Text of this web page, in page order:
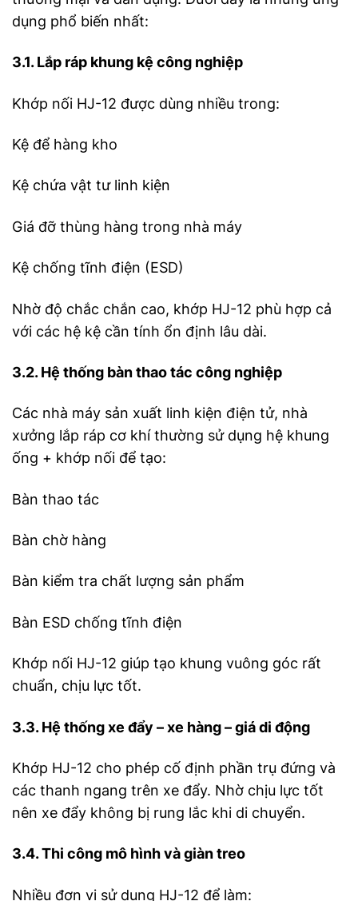
dụng phổ biến nhất:
3.1. Lắp ráp khung kệ công nghiệp
Khớp nối HJ-12 được dùng nhiều trong:
Kệ để hàng kho
Kệ chứa vật tư linh kiện
Giá đỡ thùng hàng trong nhà máy
Kệ chống tĩnh điện (ESD)
Nhờ độ chắc chắn cao, khớp HJ-12 phù hợp cả
với các hệ kệ cần tính ổn định lâu dài.
3.2. Hệ thống bàn thao tác công nghiệp
Các nhà máy sản xuất linh kiện điện tử, nhà
xưởng lắp ráp cơ khí thường sử dụng hệ khung
ống + khớp nối để tạo:
Bàn thao tác
Bàn chờ hàng
Bàn kiểm tra chất lượng sản phẩm
Bàn ESD chống tĩnh điện
Khớp nối HJ-12 giúp tạo khung vuông góc rất
chuẩn, chịu lực tốt.
3.3. Hệ thống xe đẩy – xe hàng – giá di động
Khớp HJ-12 cho phép cố định phần trụ đứng và
các thanh ngang trên xe đẩy. Nhờ chịu lực tốt
nên xe đẩy không bị rung lắc khi di chuyển.
3.4. Thi công mô hình và giàn treo
Nhiều đơn vị sử dụng HJ-12 để làm: